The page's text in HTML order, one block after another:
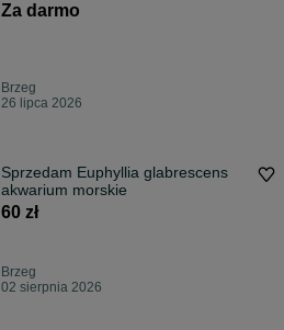
Za darmo
Brzeg
26 lipca 2026
Sprzedam Euphyllia glabrescens
akwarium morskie
60 zł
Brzeg
02 sierpnia 2026